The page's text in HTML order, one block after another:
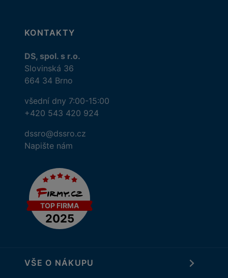
KONTAKTY
DS, spol. s r.o.
Slovinská 36
664 34 Brno
všední dny 7:00-15:00
+420 543 420 924
dssro@dssro.cz
Napište nám
VŠE O NÁKUPU